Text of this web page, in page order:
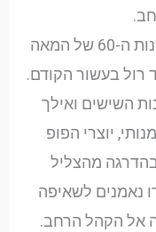
ראשיתה של מוזיקת הפופ היא בשנות ה-60 של המאה
רול בעשור הקודם.
השישים ואילך
יוצרי הפופ
מהצליל
נאמנים לשאיפה
אל הקהל הרחב.